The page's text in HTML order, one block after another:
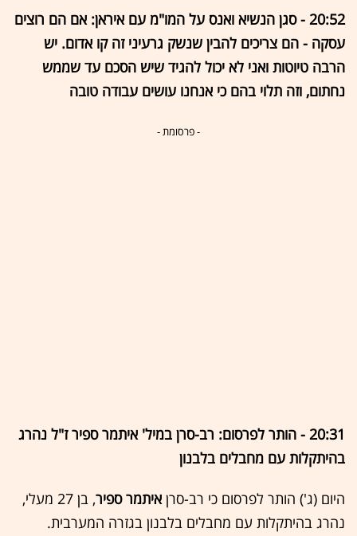
20:52 - סגן הנשיא ואנס על המו"מ עם איראן: אם הם רוצים
עסקה - הם צריכים להבין שנשק גרעיני זה קו אדום. יש
הרבה טיוטות ואני לא יכול להגיד שיש הסכם עד שממש
נחתום, וזה תלוי בהם כי אנחנו עושים עבודה טובה
- פרסומת -
20:31 - הותר לפרסום: רב-סרן במיל' איתמר ספיר ז"ל נהרג
בהיתקלות עם מחבלים בלבנון
היום (ג') הותר לפרסום כי רב-סרןאיתמר ספיר
, בן 27 מעלי,
נהרג בהיתקלות עם מחבלים בלבנון בגזרה המערבית.